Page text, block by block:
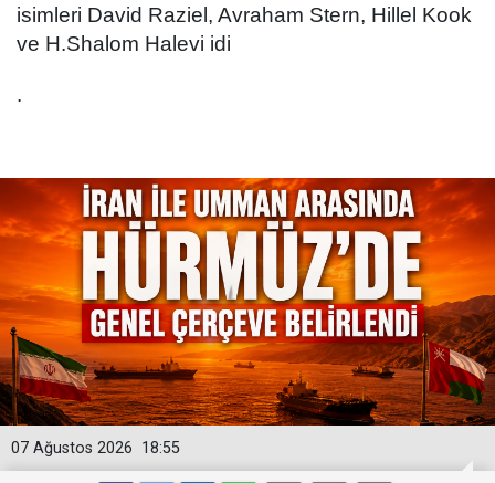
isimleri David Raziel, Avraham Stern, Hillel Kook
ve H.Shalom Halevi idi
.
18:55
07 Ağustos 2026